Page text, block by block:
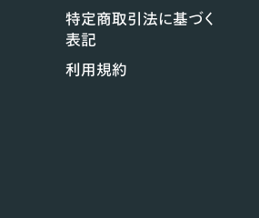
特定商取引法に基づく
表記
利用規約